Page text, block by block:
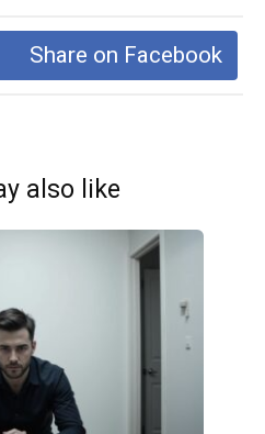
Share on Facebook
also like